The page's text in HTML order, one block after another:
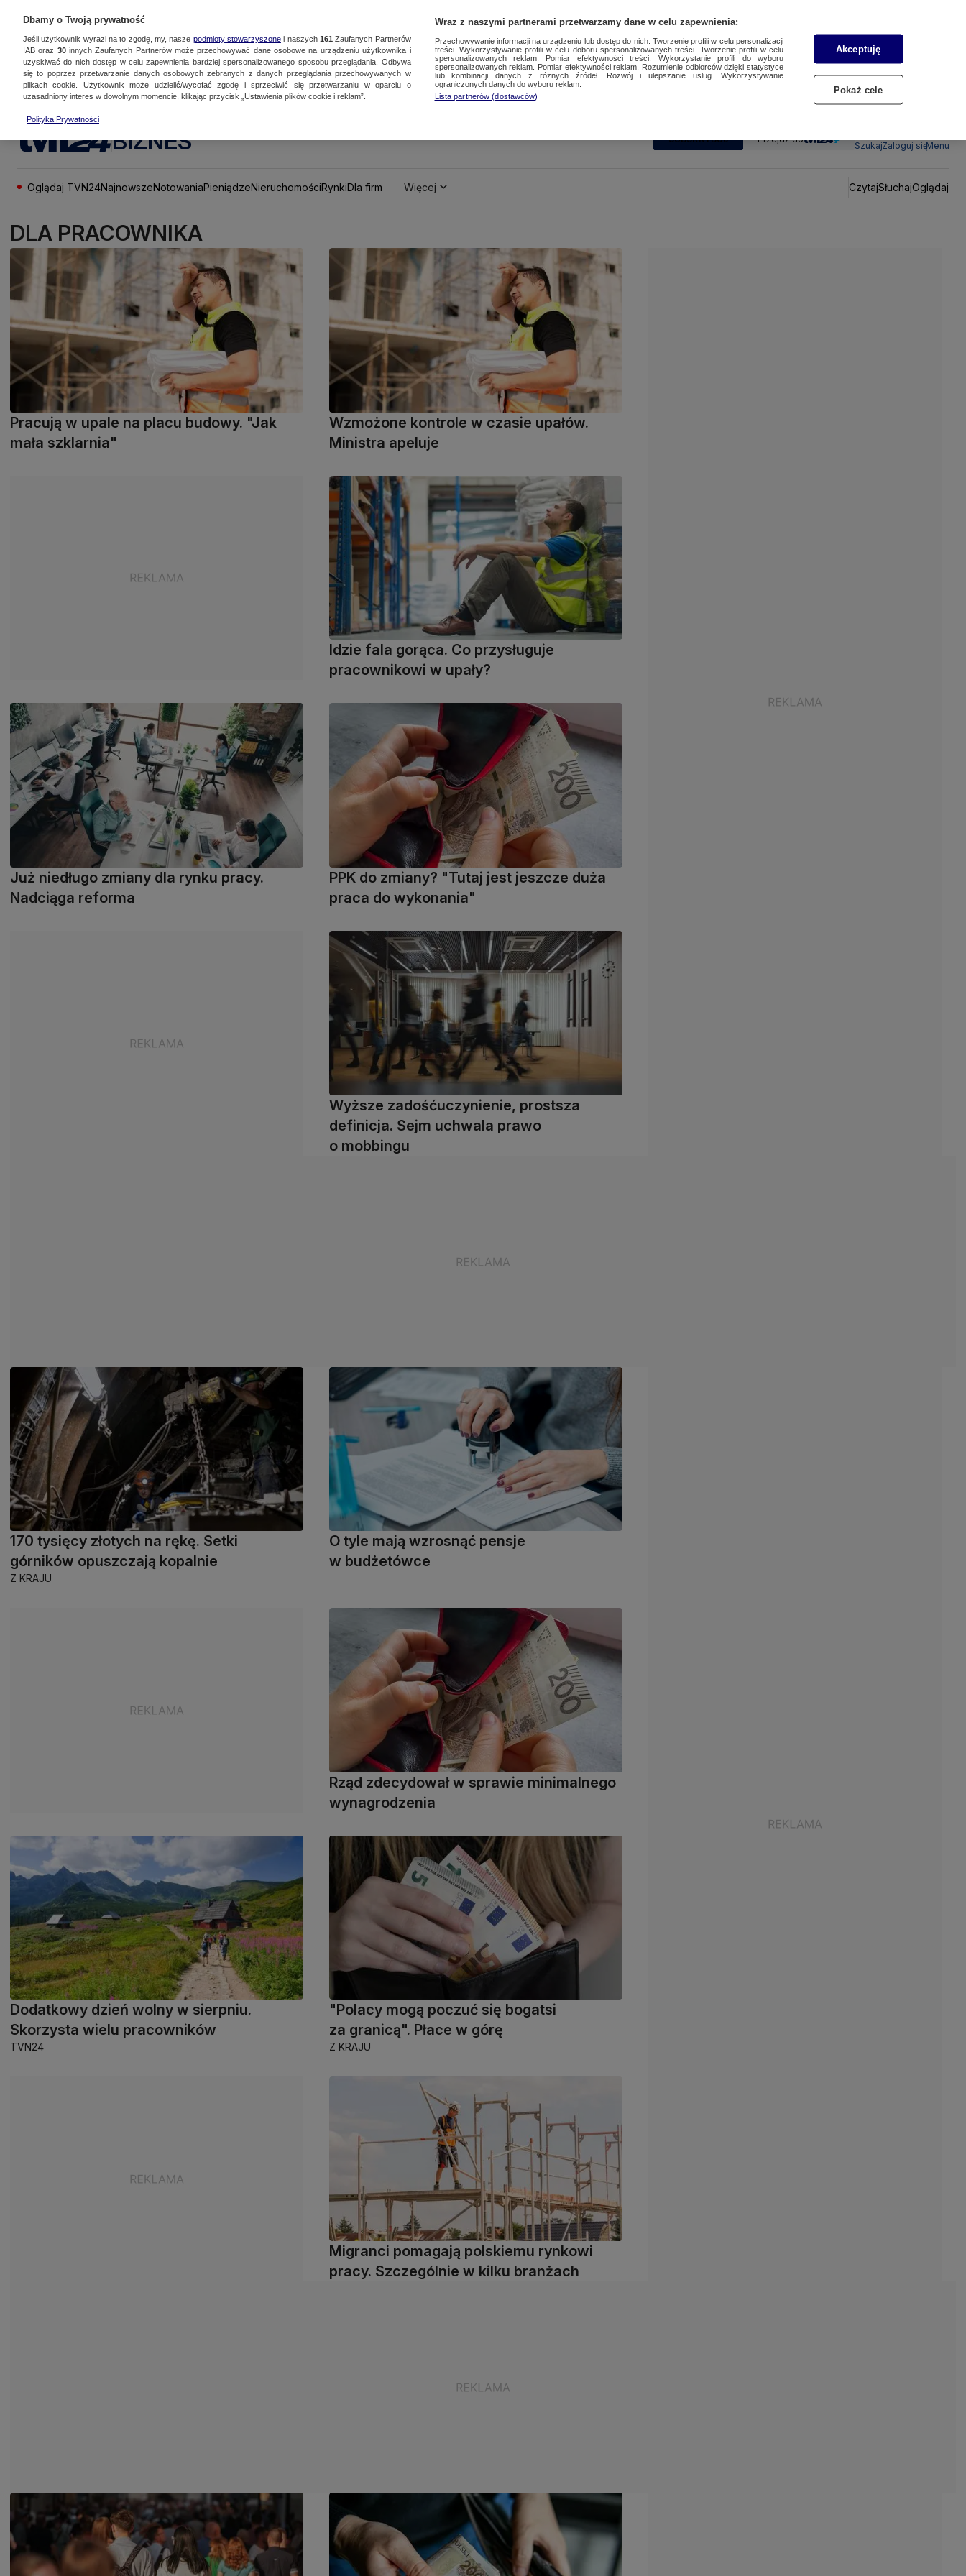
BIZNES SUBSKRYBUJ Przejdź do
SzukajZaloguj sięMenu
Oglądaj TVN24NajnowszeNotowaniaPieniądzeNieruchomościRynkiDla firm Więcej CzytajSłuchajOglądaj
DLA PRACOWNIKA
Pracują w upale na placu budowy. "Jak
mała szklarnia"
Wzmożone kontrole w czasie upałów.
Ministra apeluje
Idzie fala gorąca. Co przysługuje
pracownikowi w upały?
Już niedługo zmiany dla rynku pracy.
Nadciąga reforma
PPK do zmiany? "Tutaj jest jeszcze duża
praca do wykonania"
Wyższe zadośćuczynienie, prostsza
definicja. Sejm uchwala prawo
o mobbingu
170 tysięcy złotych na rękę. Setki
górników opuszczają kopalnie
Z KRAJU
O tyle mają wzrosnąć pensje
w budżetówce
Rząd zdecydował w sprawie minimalnego
wynagrodzenia
Dodatkowy dzień wolny w sierpniu.
Skorzysta wielu pracowników
TVN24
"Polacy mogą poczuć się bogatsi
za granicą". Płace w górę
Z KRAJU
Migranci pomagają polskiemu rynkowi
pracy. Szczególnie w kilku branżach
Dbamy o Twoją prywatność
Jeśli użytkownik wyrazi na to zgodę, my, nasze podmioty stowarzyszonei naszych 161 Zaufanych Partnerów
IAB oraz 30innych Zaufanych Partnerów może przechowywać dane osobowe na urządzeniu użytkownika i
uzyskiwać do nich dostęp w celu zapewnienia bardziej spersonalizowanego sposobu przeglądania. Odbywa
się to poprzez przetwarzanie danych osobowych zebranych z danych przeglądania przechowywanych w
plikach cookie. Użytkownik może udzielić/wycofać zgodę i sprzeciwić się przetwarzaniu w oparciu o
uzasadniony interes w dowolnym momencie, klikając przycisk „Ustawienia plików cookie i reklam”.
Polityka Prywatności
Wraz z naszymi partnerami przetwarzamy dane w celu zapewnienia:
Przechowywanie informacji na urządzeniu lub dostęp do nich. Tworzenie profili w celu personalizacji
treści. Wykorzystywanie profili w celu doboru spersonalizowanych treści. Tworzenie profili w celu
spersonalizowanych reklam. Pomiar efektywności treści. Wykorzystanie profili do wyboru
spersonalizowanych reklam. Pomiar efektywności reklam. Rozumienie odbiorców dzięki statystyce
lub kombinacji danych z różnych źródeł. Rozwój i ulepszanie usług. Wykorzystywanie
ograniczonych danych do wyboru reklam.
Lista partnerów (dostawców)
Akceptuję
Pokaż cele